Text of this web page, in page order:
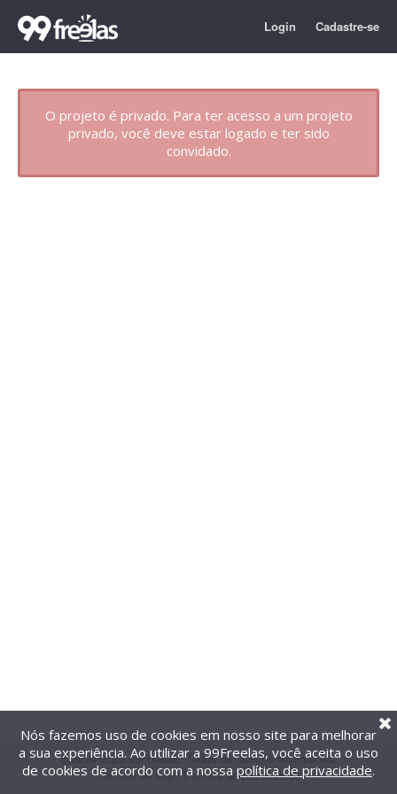
Login Cadastre-se
O projeto é privado. Para ter acesso a um projeto
privado, você deve estar logado e ter sido
convidado.
@2014-2026 99Freelas. Todos os direitos reservados.
Termos de uso| Política de privacidade
Nós fazemos uso de cookies em nosso site para melhorar
a sua experiência. Ao utilizar a 99Freelas, você aceita o uso
de cookies de acordo com a nossa política de privacidade.